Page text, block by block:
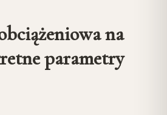
na
parametry